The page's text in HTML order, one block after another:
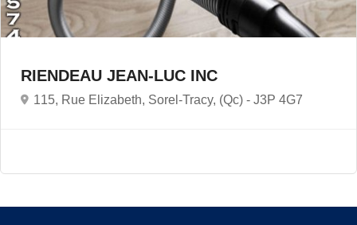
RIENDEAU JEAN-LUC INC
115, Rue Elizabeth, Sorel-Tracy, (Qc) - J3P 4G7